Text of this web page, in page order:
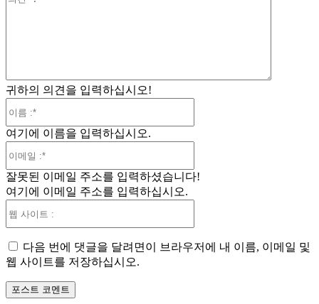
귀하의 의견을 입력하십시오!
여기에 이름을 입력하십시오.
일
잘못된 이메일 주소를 입력하셨습니다!
여기에 이메일 주소를 입력하십시오.
트
다음 번에 댓글을 달려면이 브라우저에 내 이름, 이메일 및
웹 사이트를 저장하십시오.